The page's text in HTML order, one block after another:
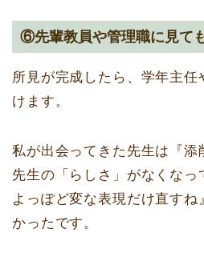
⑥先輩教員や管理職に見て
所見が完成したら、学年主任
けます。
私が出会ってきた先生は『添
先生の「らしさ」がなくなっ
よっぽど変な表現だけ直すね
かったです。